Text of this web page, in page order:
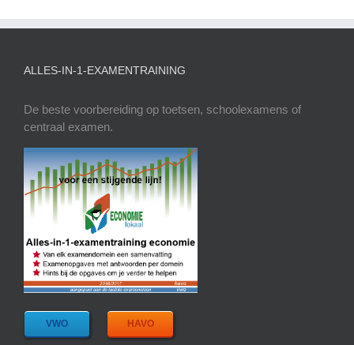
ALLES-IN-1-EXAMENTRAINING
De beste voorbereiding op toetsen, schoolexamens of
centraal examen.
VWO HAVO